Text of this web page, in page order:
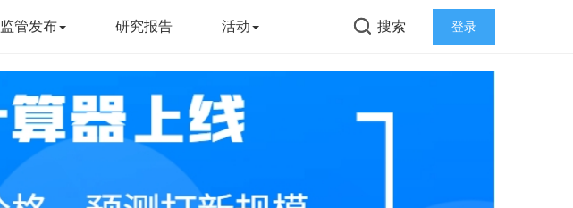
监管发布 研究报告 活动 搜索 登录